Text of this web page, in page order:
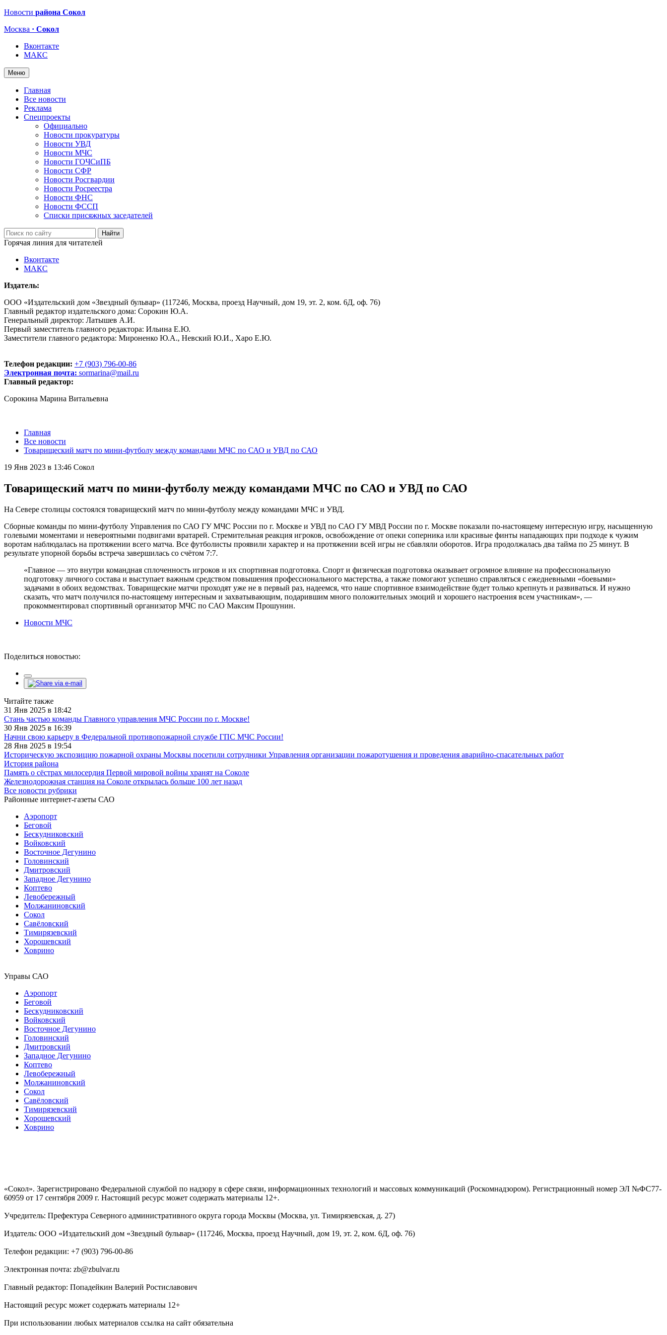
Новости района Сокол
Москва · Сокол
Вконтакте
МАКС
Меню
Главная
Все новости
Реклама
Спецпроекты
Официально
Новости прокуратуры
Новости УВД
Новости МЧС
Новости ГОЧСиПБ
Новости СФР
Новости Росгвардии
Новости Росреестра
Новости ФНС
Новости ФССП
Списки присяжных заседателей
Горячая линия для читателей
Вконтакте
МАКС
Издатель:
ООО «Издательский дом «Звездный бульвар» (117246, Москва, проезд Научный, дом 19, эт. 2, ком. 6Д, оф. 76)
Главный редактор издательского дома: Сорокин Ю.А.
Генеральный директор: Латышев А.И.
Первый заместитель главного редактора: Ильина Е.Ю.
Заместители главного редактора: Мироненко Ю.А., Невский Ю.И., Харо Е.Ю.
Телефон редакции: +7 (903) 796-00-86
Электронная почта: sormarina@mail.ru
Главный редактор:
Сорокина Марина Витальевна
Главная
Все новости
Товарищеский матч по мини-футболу между командами МЧС по САО и УВД по САО
19 Янв 2023 в 13:46 Сокол
Товарищеский матч по мини-футболу между командами МЧС по САО и УВД по САО
На Севере столицы состоялся товарищеский матч по мини-футболу между командами МЧС и УВД.
Сборные команды по мини-футболу Управления по САО ГУ МЧС России по г. Москве и УВД по САО ГУ МВД России по г. Москве показали по-настоящему интересную игру, насыщенную
голевыми моментами и невероятными подвигами вратарей. Стремительная реакция игроков, освобождение от опеки соперника или красивые финты нападающих при подходе к чужим
воротам наблюдалась на протяжении всего матча. Все футболисты проявили характер и на протяжении всей игры не сбавляли оборотов. Игра продолжалась два тайма по 25 минут. В
результате упорной борьбы встреча завершилась со счётом 7:7.
«Главное — это внутри командная сплоченность игроков и их спортивная подготовка. Спорт и физическая подготовка оказывает огромное влияние на профессиональную
подготовку личного состава и выступает важным средством повышения профессионального мастерства, а также помогают успешно справляться с ежедневными «боевыми»
задачами в обоих ведомствах. Товарищеские матчи проходят уже не в первый раз, надеемся, что наше спортивное взаимодействие будет только крепнуть и развиваться. И нужно
сказать, что матч получился по-настоящему интересным и захватывающим, подарившим много положительных эмоций и хорошего настроения всем участникам», —
прокомментировал спортивный организатор МЧС по САО Максим Прошунин.
Новости МЧС
Поделиться новостью:
Читайте также
31 Янв 2025 в 18:42
Стань частью команды Главного управления МЧС России по г. Москве!
30 Янв 2025 в 16:39
Начни свою карьеру в Федеральной противопожарной службе ГПС МЧС России!
28 Янв 2025 в 19:54
Историческую экспозицию пожарной охраны Москвы посетили сотрудники Управления организации пожаротушения и проведения аварийно-спасательных работ
История района
Память о сёстрах милосердия Первой мировой войны хранят на Соколе
Железнодорожная станция на Соколе открылась больше 100 лет назад
Все новости рубрики
Районные интернет-газеты САО
Аэропорт
Беговой
Бескудниковский
Войковский
Восточное Дегунино
Головинский
Дмитровский
Западное Дегунино
Коптево
Левобережный
Молжаниновский
Сокол
Савёловский
Тимирязевский
Хорошевский
Ховрино
Управы САО
Аэропорт
Беговой
Бескудниковский
Войковский
Восточное Дегунино
Головинский
Дмитровский
Западное Дегунино
Коптево
Левобережный
Молжаниновский
Сокол
Савёловский
Тимирязевский
Хорошевский
Ховрино
«Сокол». Зарегистрировано Федеральной службой по надзору в сфере связи, информационных технологий и массовых коммуникаций (Роскомнадзором). Регистрационный номер ЭЛ №ФС77-
60959 от 17 сентября 2009 г. Настоящий ресурс может содержать материалы 12+.
Учредитель: Префектура Северного административного округа города Москвы (Москва, ул. Тимирязевская, д. 27)
Издатель: ООО «Издательский дом «Звездный бульвар» (117246, Москва, проезд Научный, дом 19, эт. 2, ком. 6Д, оф. 76)
Телефон редакции: +7 (903) 796-00-86
Электронная почта: zb@zbulvar.ru
Главный редактор: Попадейкин Валерий Ростиславович
Настоящий ресурс может содержать материалы 12+
При использовании любых материалов ссылка на сайт обязательна